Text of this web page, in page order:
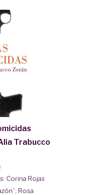
Trabucco
Corina Rojas
Rosa